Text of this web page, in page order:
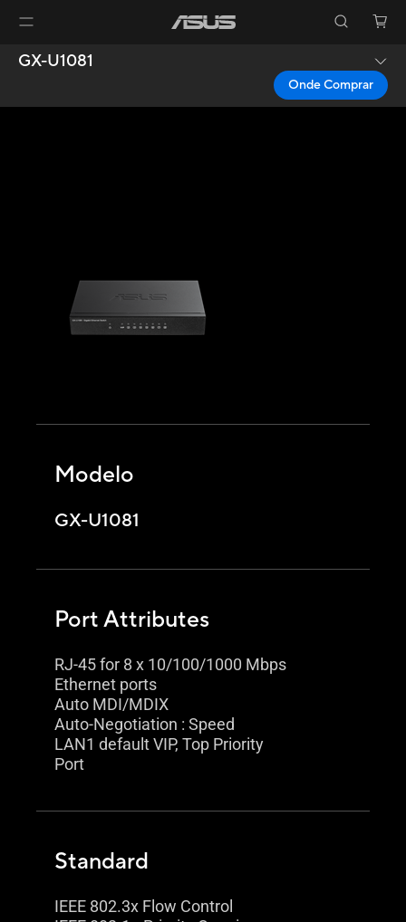
GX-U1081
Onde Comprar
Modelo
GX-U1081
Port Attributes
RJ-45 for 8 x 10/100/1000 Mbps
Ethernet ports
Auto MDI/MDIX
Auto-Negotiation : Speed
LAN1 default VIP, Top Priority
Port
Standard
IEEE 802.3x Flow Control